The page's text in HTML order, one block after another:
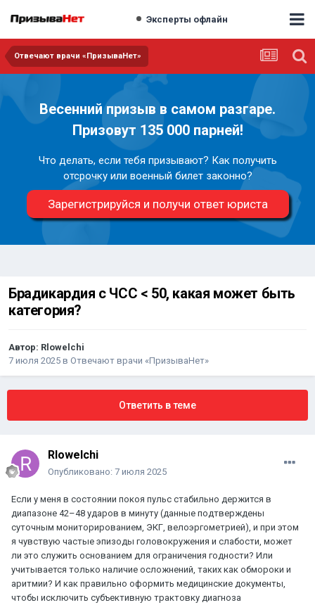
Эксперты офлайн
Отвечают врачи «ПризываНет»
Весенний призыв в самом разгаре.
Призовут 135 000 парней!
Что делать, если тебя призывают? Как получить
отсрочку или военный билет законно?
Зарегистрируйся и получи ответ юриста
Брадикардия с ЧСС < 50, какая может быть
категория?
Автор: Rlowelchi
7 июля 2025 в Отвечают врачи «ПризываНет»
Ответить в теме
Rlowelchi
Опубликовано: 7 июля 2025
Если у меня в состоянии покоя пульс стабильно держится в
диапазоне 42–48 ударов в минуту (данные подтверждены
суточным мониторированием, ЭКГ, велоэргометрией), и при этом
я чувствую частые эпизоды головокружения и слабости, может
ли это служить основанием для ограничения годности? Или
учитывается только наличие осложнений, таких как обмороки и
аритмии? И как правильно оформить медицинские документы,
чтобы исключить субъективную трактовку диагноза